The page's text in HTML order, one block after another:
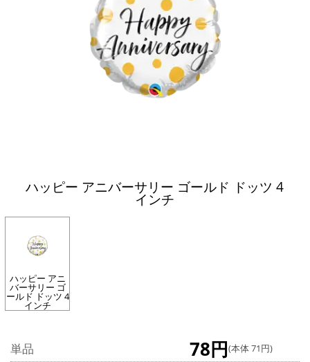
ハッピー アニバーサリー ゴールド ドッツ 4
インチ
ハッピー アニ
バーサリー ゴ
ールド ドッツ 4
インチ
単品 78円(本体 71円)